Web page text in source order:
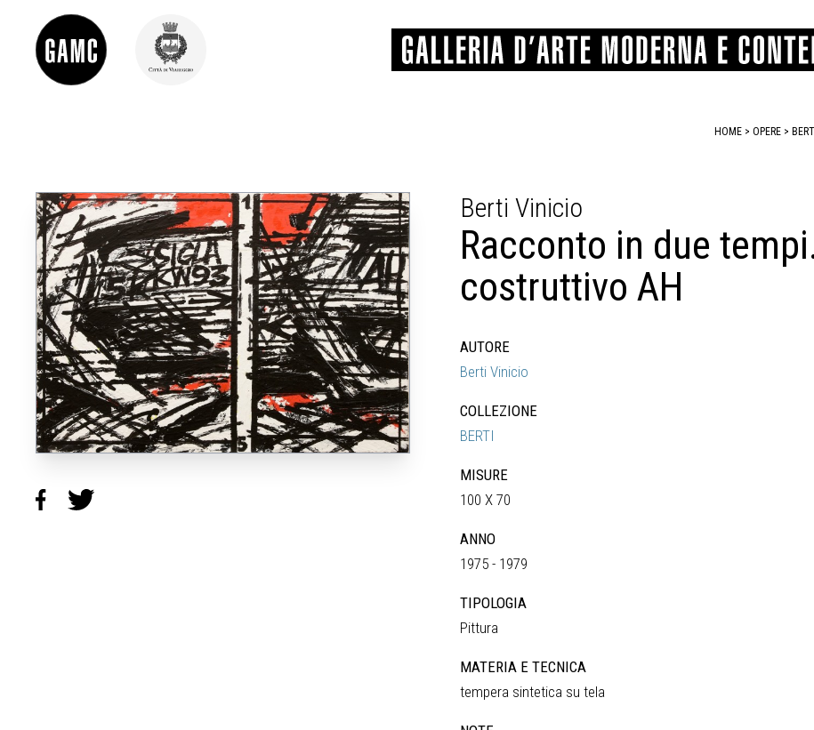
DIDATTICA
SHOP
LE COLLEZIONI
GLI AUTORI
LORENZO VIANI
MOSTRE
EVENTI
PALAZZO DELLE MUSE
SCULTURA
STAMPA
MATRICI XILOGRAFICHE
MARTINI
MASCHIETTO
MICHETTI
PARISI
PIERACCINI
SPOLTI
HOME > OPERE >
Berti Vinicio
Racconto in due
costruttivo AH
AUTORE
Berti Vinicio
COLLEZIONE
BERTI
MISURE
100 X 70
ANNO
1975 - 1979
TIPOLOGIA
Pittura
MATERIA E TECNICA
tempera sintetica su tela